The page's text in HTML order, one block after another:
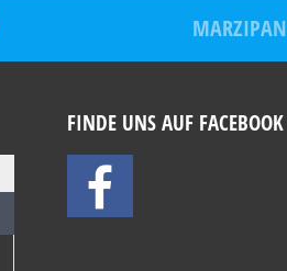
FINDE UNS AUF FACEBOOK